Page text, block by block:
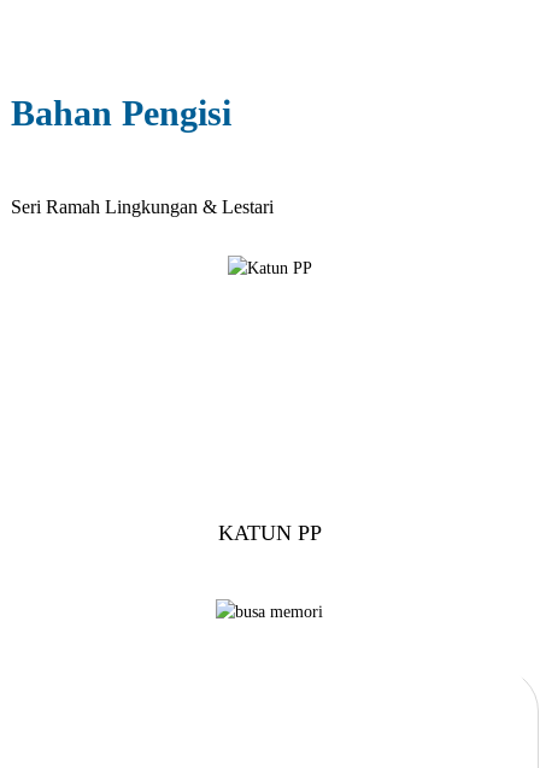
Bahan Pengisi
Seri Ramah Lingkungan & Lestari
KATUN PP